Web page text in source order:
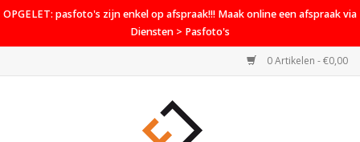
OPGELET: pasfoto's zijn enkel op afspraak!!! Maak online een afspraak via
Diensten > Pasfoto's
0 Artikelen - €0,00
Home